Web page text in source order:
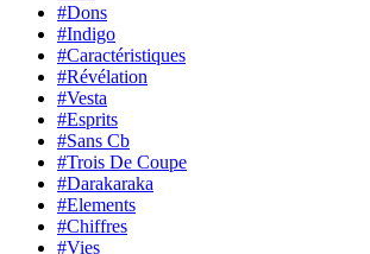
#Dons
#Indigo
#Caractéristiques
#Révélation
#Vesta
#Esprits
#Sans Cb
#Trois De Coupe
#Darakaraka
#Elements
#Chiffres
#Vies